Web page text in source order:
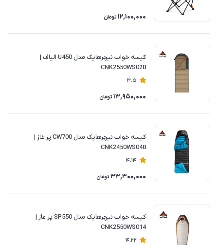
12,100,000 تومان
کیسه خواب نیچرهایک مدل U450 الیاف |
CNK2550WS028
3.5
13,950,000 تومان
کیسه خواب نیچرهایک مدل CW700 پر غاز |
CNK2450WS048
4.14
33,300,000 تومان
کیسه خواب نیچرهایک مدل SP550 پر غاز |
CNK2550WS014
4.22